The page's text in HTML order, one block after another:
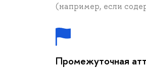
(например, если
Промежуточная